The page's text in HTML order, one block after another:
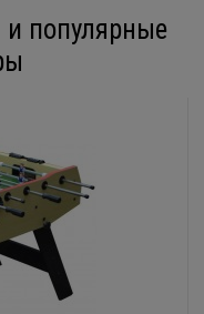
популярные